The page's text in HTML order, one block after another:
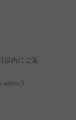
以内にご返
within 3